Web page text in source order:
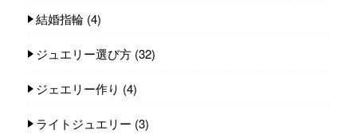
結婚指輪 (4)
ジュエリー選び方 (32)
ジェエリー作り (4)
ライトジュエリー (3)